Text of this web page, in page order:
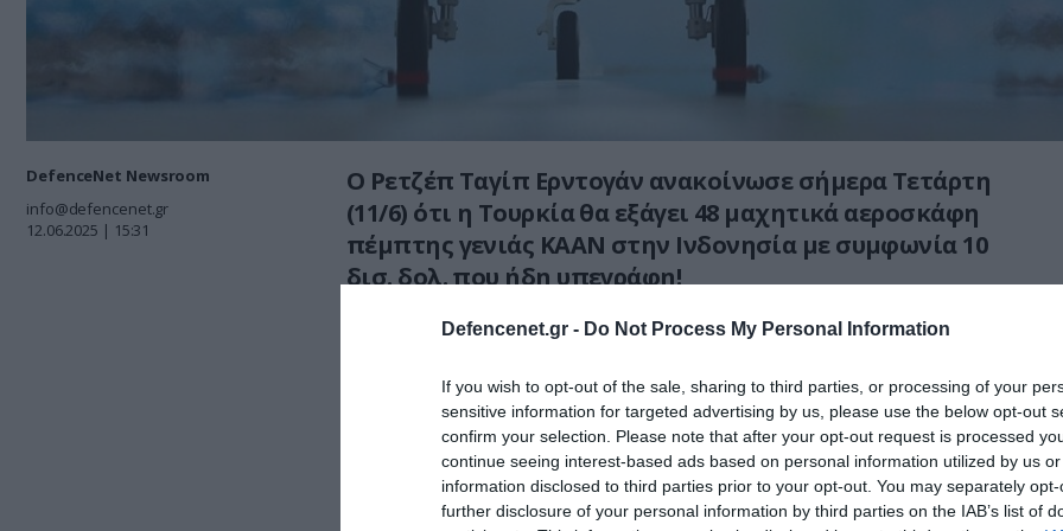
Defencenet.gr - Do Not Process My Personal Information
If you wish to opt-out of the sale, sharing to third parties, or processing of your
sensitive information for targeted advertising by us, please use the below opt-out
confirm your selection. Please note that after your opt-out request is processed
continue seeing interest-based ads based on personal information utilized by us
information disclosed to third parties prior to your opt-out. You may separately
further disclosure of your personal information by third parties on the IAB’s list of
DefenceNet Newsroom
info@defencenet.gr
12.06.2025 | 15:31
Ο Ρετζέπ Ταγίπ Ερντογάν ανακοίνωσε σήμερα Τετάρτη
(11/6) ότι η Τουρκία θα εξάγει 48 μαχητικά αεροσκάφη
πέμπτης γενιάς KAAN στην Ινδονησία με συμφωνία 10
δισ. δολ. που ήδη υπεγράφη!